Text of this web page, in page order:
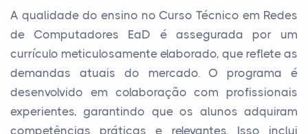
A qualidade do ensino no Curso Técnico em Redes
de Computadores EaD é assegurada por um
currículo meticulosamente elaborado, que reflete as
demandas atuais do mercado. O programa é
desenvolvido em colaboração com profissionais
experientes, garantindo que os alunos adquiram
competências práticas e relevantes. Isso inclui